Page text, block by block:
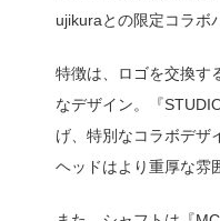
ujikuraとの限定コラボ
特徴は、ロゴを交換す
なデザイン。『
げ、特別なコラボデザ
ヘッドはより重厚な雰